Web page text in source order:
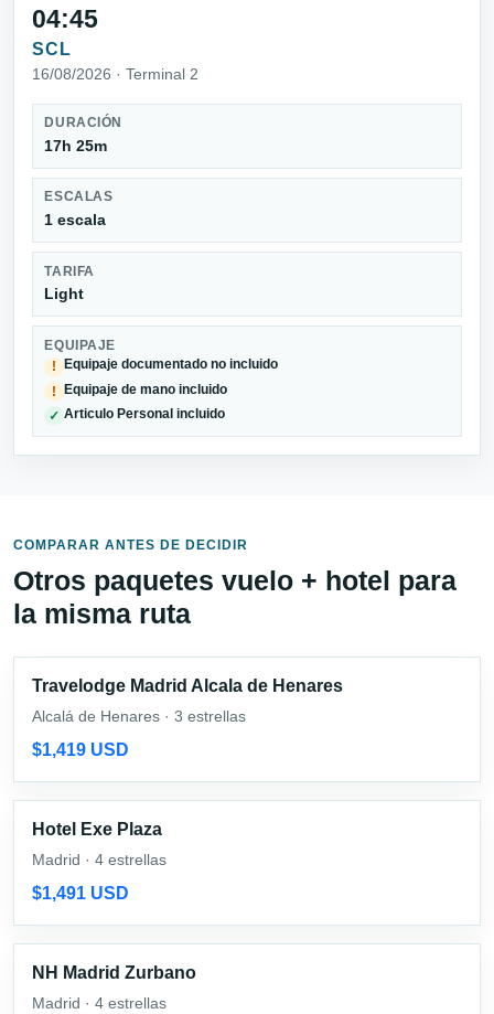
04:45
SCL
16/08/2026 · Terminal 2
DURACIÓN
17h 25m
ESCALAS
1 escala
TARIFA
Light
EQUIPAJE
!
Equipaje documentado no incluido
! Equipaje de mano incluido
✓ Articulo Personal incluido
COMPARAR ANTES DE DECIDIR
Otros paquetes vuelo + hotel para
la misma ruta
Travelodge Madrid Alcala de Henares
Alcalá de Henares · 3 estrellas
$1,419 USD
Hotel Exe Plaza
Madrid · 4 estrellas
$1,491 USD
NH Madrid Zurbano
Madrid · 4 estrellas